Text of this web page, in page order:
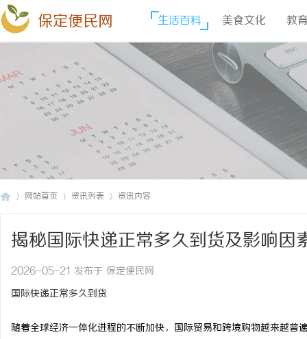
保定便民网 生活百科 美食文化 教
网站首页 资讯列表 资讯内容
揭秘国际快递正常多久到货及影响因
2026-05-21 发布于 保定便民网
国际快递正常多久到货
随着全球经济一体化进程的不断加快，国际贸易和跨境购物越来越